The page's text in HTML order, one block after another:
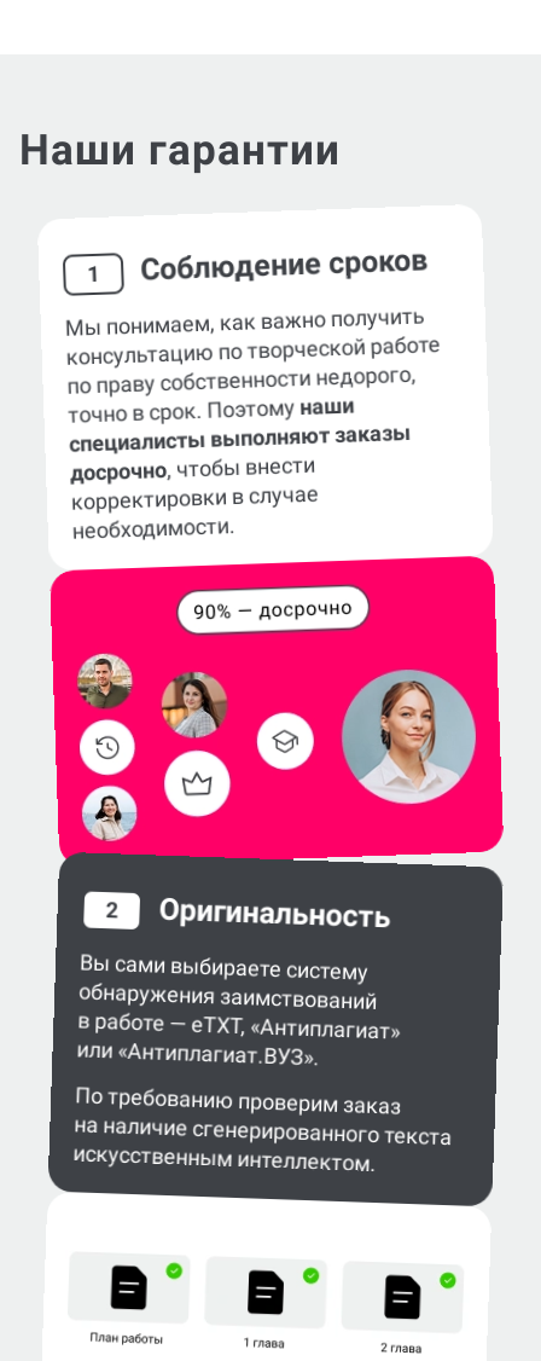
Наши гарантии
1 Соблюдение сроков
Мы понимаем, как важно получить
консультацию по творческой работе
по праву собственности недорого,
точно в срок. Поэтому наши
специалисты выполняют заказы
досрочно, чтобы внести
корректировки в случае
необходимости.
2 Оригинальность
Вы сами выбираете систему
обнаружения заимствований
в работе — eTXT, «Антиплагиат»
или «Антиплагиат.ВУЗ».
По требованию проверим заказ
на наличие сгенерированного текста
искусственным интеллектом.